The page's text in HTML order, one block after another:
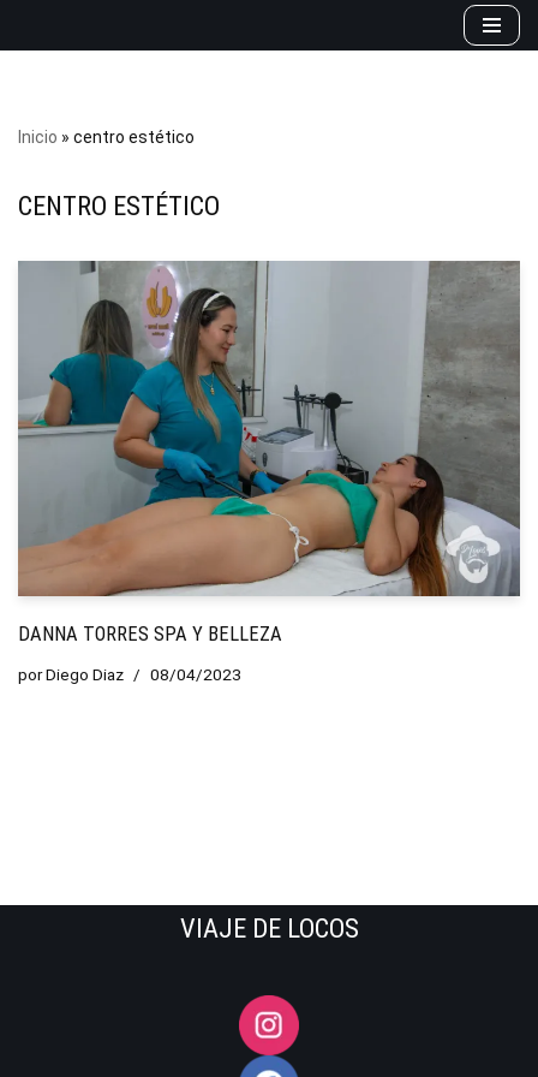
Inicio » centro estético
CENTRO ESTÉTICO
DANNA TORRES SPA Y BELLEZA
porDiego Diaz 08/04/2023
VIAJE DE LOCOS